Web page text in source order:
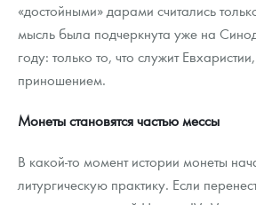
«достойными» дарами считались
мысль была подчеркнута уже на
году: только то, что служит
приношением.
Монеты становятся частью мессы
В какой-то момент истории монеты
литургическую практику. Если